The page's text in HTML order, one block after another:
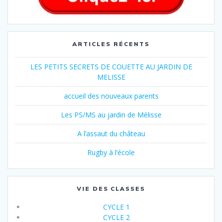
ARTICLES RÉCENTS
LES PETITS SECRETS DE COUETTE AU JARDIN DE
MELISSE
accueil des nouveaux parents
Les PS/MS au jardin de Mélisse
A l’assaut du château
Rugby à l’école
VIE DES CLASSES
CYCLE 1
CYCLE 2